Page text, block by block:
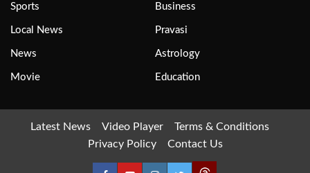
Sports Business
Local News Pravasi
News Astrology
Movie Education
Latest News Video Player
Terms & Conditions
Privacy Policy
Contact Us